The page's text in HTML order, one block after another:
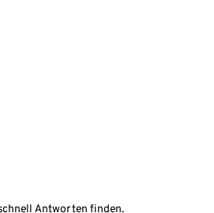
Antworten finden.